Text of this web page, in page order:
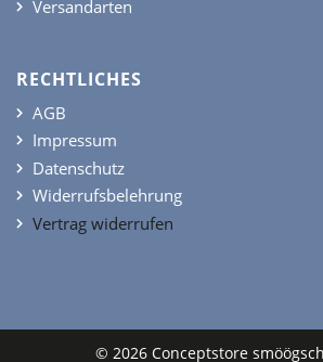
Versandarten
RECHTLICHES
AGB
Impressum
Datenschutz
Widerrufsbelehrung
Vertrag widerrufen
© 2026 Conceptstore